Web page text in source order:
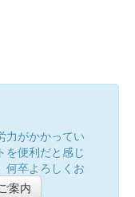
力がかかってい
を便利だと感じ
何卒よろしくお
案内